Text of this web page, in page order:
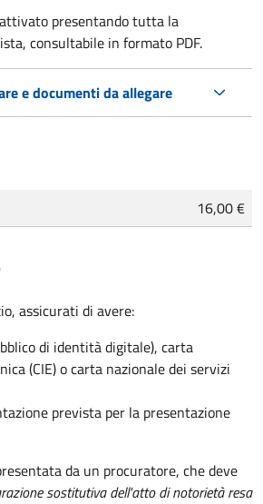
presentando tutta la
consultabile in formato PDF.
e documenti da allegare
16,00 €
assicurati di avere:
di identità digitale), carta
(CIE) o carta nazionale dei servizi
prevista per la presentazione
da un procuratore, che deve
sostitutiva dell'atto di notorietà resa